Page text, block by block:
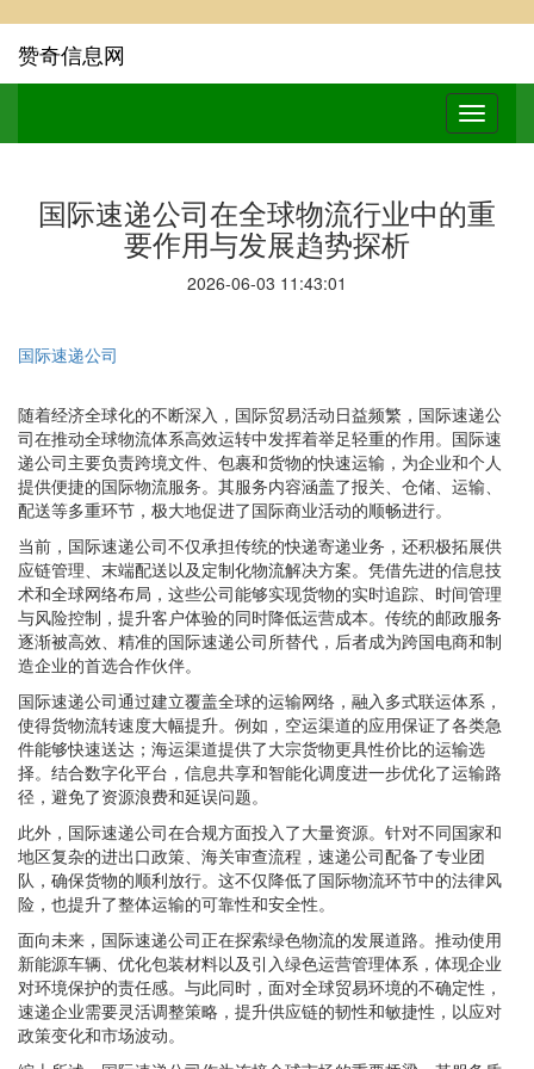
赞奇信息网
国际速递公司在全球物流行业中的重
要作用与发展趋势探析
2026-06-03 11:43:01
国际速递公司
随着经济全球化的不断深入，国际贸易活动日益频繁，国际速递公
司在推动全球物流体系高效运转中发挥着举足轻重的作用。国际速
递公司主要负责跨境文件、包裹和货物的快速运输，为企业和个人
提供便捷的国际物流服务。其服务内容涵盖了报关、仓储、运输、
配送等多重环节，极大地促进了国际商业活动的顺畅进行。
当前，国际速递公司不仅承担传统的快递寄递业务，还积极拓展供
应链管理、末端配送以及定制化物流解决方案。凭借先进的信息技
术和全球网络布局，这些公司能够实现货物的实时追踪、时间管理
与风险控制，提升客户体验的同时降低运营成本。传统的邮政服务
逐渐被高效、精准的国际速递公司所替代，后者成为跨国电商和制
造企业的首选合作伙伴。
国际速递公司通过建立覆盖全球的运输网络，融入多式联运体系，
使得货物流转速度大幅提升。例如，空运渠道的应用保证了各类急
件能够快速送达；海运渠道提供了大宗货物更具性价比的运输选
择。结合数字化平台，信息共享和智能化调度进一步优化了运输路
径，避免了资源浪费和延误问题。
此外，国际速递公司在合规方面投入了大量资源。针对不同国家和
地区复杂的进出口政策、海关审查流程，速递公司配备了专业团
队，确保货物的顺利放行。这不仅降低了国际物流环节中的法律风
险，也提升了整体运输的可靠性和安全性。
面向未来，国际速递公司正在探索绿色物流的发展道路。推动使用
新能源车辆、优化包装材料以及引入绿色运营管理体系，体现企业
对环境保护的责任感。与此同时，面对全球贸易环境的不确定性，
速递企业需要灵活调整策略，提升供应链的韧性和敏捷性，以应对
政策变化和市场波动。